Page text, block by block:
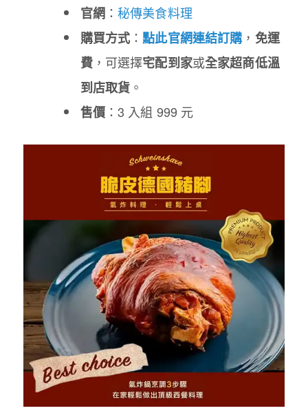
官網：秘傳美食料理
購買方式 ： 點此官網連結訂購 ， 免運
費，可選擇宅配到家或全家超商低溫
到店取貨 。
售價：3 入組 999 元